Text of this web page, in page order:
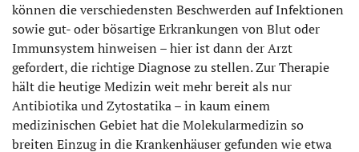
können die verschiedensten Beschwerden auf Infektionen
sowie gut- oder bösartige Erkrankungen von Blut oder
Immunsystem hinweisen – hier ist dann der Arzt
gefordert, die richtige Diagnose zu stellen. Zur Therapie
hält die heutige Medizin weit mehr bereit als nur
Antibiotika und Zytostatika – in kaum einem
medizinischen Gebiet hat die Molekularmedizin so
breiten Einzug in die Krankenhäuser gefunden wie etwa